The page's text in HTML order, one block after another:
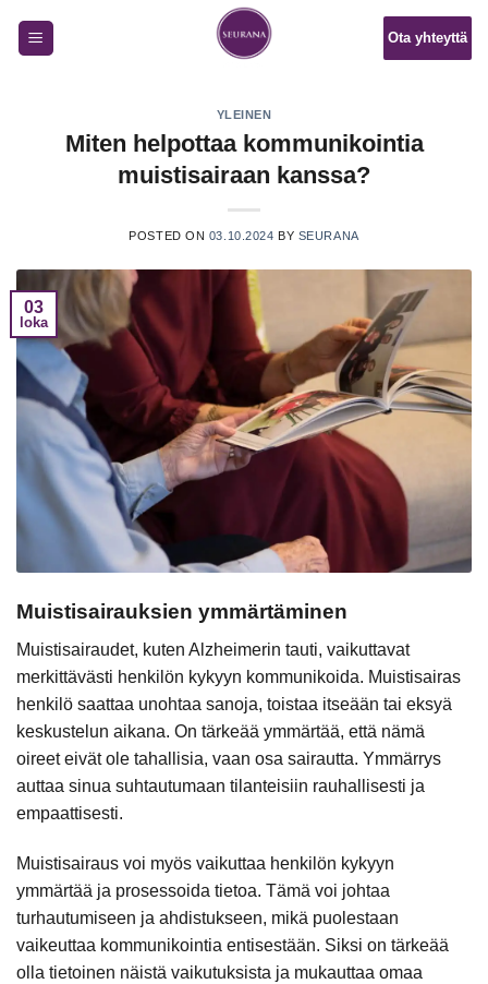
Ota yhteyttä
YLEINEN
Miten helpottaa kommunikointia
muistisairaan kanssa?
POSTED ON 03.10.2024 BY SEURANA
03
loka
Muistisairauksien ymmärtäminen
Muistisairaudet, kuten Alzheimerin tauti, vaikuttavat
merkittävästi henkilön kykyyn kommunikoida. Muistisairas
henkilö saattaa unohtaa sanoja, toistaa itseään tai eksyä
keskustelun aikana. On tärkeää ymmärtää, että nämä
oireet eivät ole tahallisia, vaan osa sairautta. Ymmärrys
auttaa sinua suhtautumaan tilanteisiin rauhallisesti ja
empaattisesti.
Muistisairaus voi myös vaikuttaa henkilön kykyyn
ymmärtää ja prosessoida tietoa. Tämä voi johtaa
turhautumiseen ja ahdistukseen, mikä puolestaan
vaikeuttaa kommunikointia entisestään. Siksi on tärkeää
olla tietoinen näistä vaikutuksista ja mukauttaa omaa